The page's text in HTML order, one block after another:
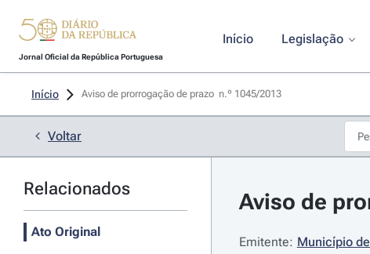
Jornal Oficial da República Portuguesa
Início Legislação
Início Aviso de prorrogação de prazo  n.º 1045/2013
Voltar
Relacionados
Ato Original
Aviso de
Emitente: Município